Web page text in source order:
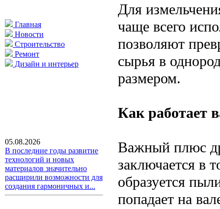
Главная
Новости
Строительство
Ремонт
Дизайн и интерьер
05.08.2026
В последние годы развитие
технологий и новых
материалов значительно
расширили возможности для
создания гармоничных и...
Для
чаще всего
позволяют
сырья в
размером.
Как работает
Важный плюс
заключается в
образуется
попадает на